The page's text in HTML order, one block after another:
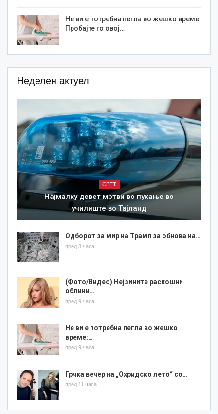
Не ви е потребна пегла во жешко време:
Пробајте го овој…
Неделен актуел
СВЕТ
Најмалку девет мртви во пукање во
училиште во Тајланд
Одборот за мир на Трамп за обнова на…
пред 8 часа
(Фото/Видео) Нејзините раскошни
облини…
пред 9 часа
Не ви е потребна пегла во жешко
време:…
пред 9 часа
Грчка вечер на „Охридско лето“ со…
пред 11 часа